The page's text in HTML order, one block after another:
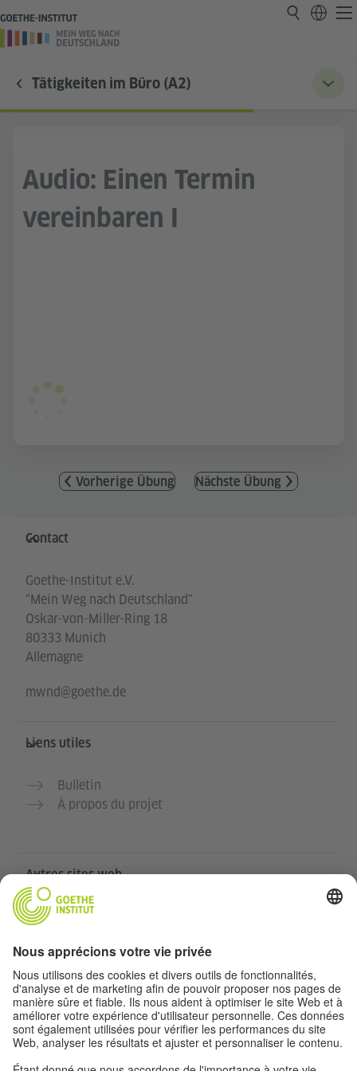
Tätigkeiten im Büro (A2)
Audio: Einen Termin
vereinbaren I
Vorherige Übung Nächste Übung
Service- und Informationsbereich
Contact
Goethe-Institut e.V.
"Mein Weg nach Deutschland"
Oskar-von-Miller-Ring 18
80333 Munich
Allemagne
mwnd@goethe.de
Liens utiles
Bulletin
À propos du projet
Autres sites web
Communauté „Deutsch für dich“
Cours d’allemand de l’Institut Goethe
Portail pour enseignants „Deutschstunde“
Confidentialité et accessibilité